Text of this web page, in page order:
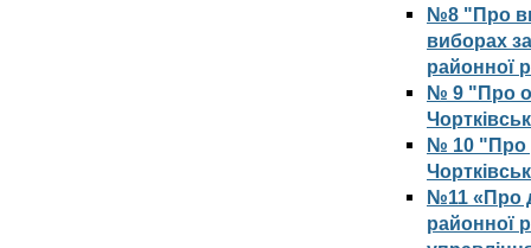
№8 "Про
виборах
районної
№ 9 "Про
№ 10 "Про
№11 «Про
районної